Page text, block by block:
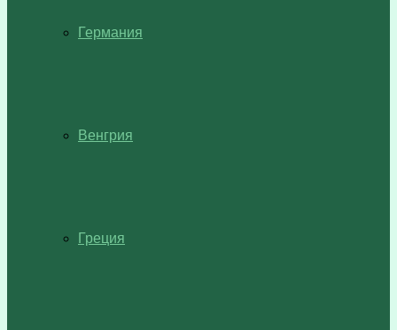
Германия
Венгрия
Греция